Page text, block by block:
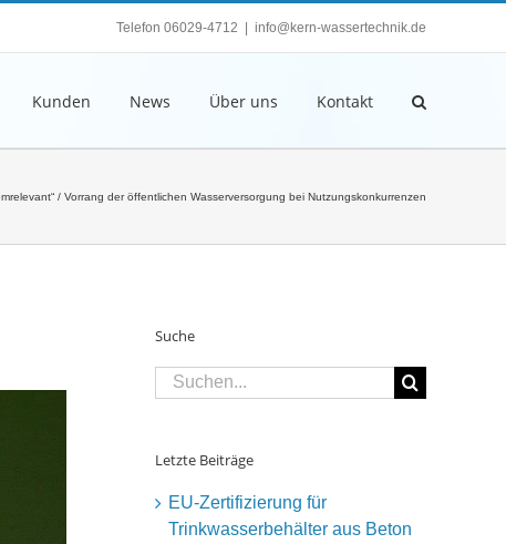
Telefon 06029-4712 info@kern-wassertechnik.de
Kunden News Über uns Kontakt
/ Vorrang der öffentlichen Wasserversorgung bei Nutzungskonkurrenzen
Suche
Suche
nach:
Letzte Beiträge
EU-Zertifizierung für
Trinkwasserbehälter aus Beton